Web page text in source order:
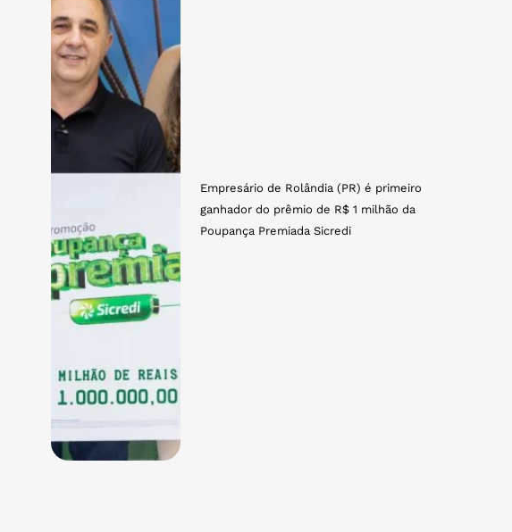
Empresário de Rolândia (PR) é primeiro
ganhador do prêmio de R$ 1 milhão da
Poupança Premiada Sicredi